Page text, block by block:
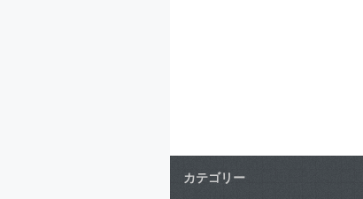
カテゴリー